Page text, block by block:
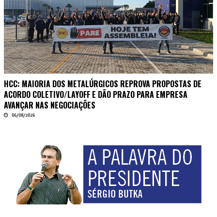
HCC: MAIORIA DOS METALÚRGICOS REPROVA PROPOSTAS DE
ACORDO COLETIVO/LAYOFF E DÃO PRAZO PARA EMPRESA
AVANÇAR NAS NEGOCIAÇÕES
06/08/2026